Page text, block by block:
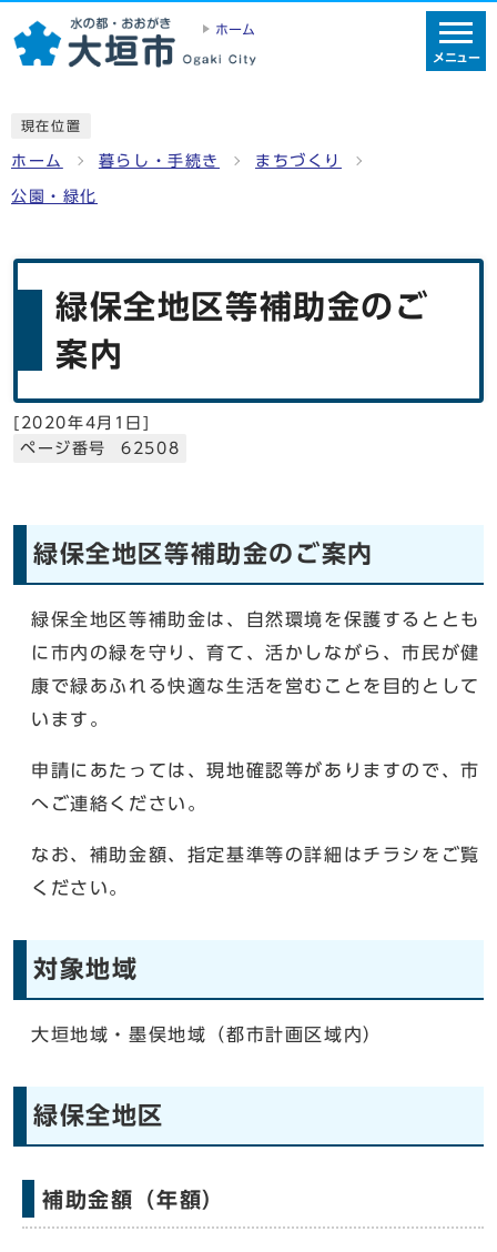
ホーム
メニュー
現在位置
ホーム 暮らし・手続き まちづくり
公園・緑化
緑保全地区等補助金のご
案内
[ 2020年4月1日]
ページ番号 62508
緑保全地区等補助金のご案内
緑保全地区等補助金は、自然環境を保護するととも
に市内の緑を守り、育て、活かしながら、市民が健
康で緑あふれる快適な生活を営むことを目的として
います。
申請にあたっては、現地確認等がありますので、市
へご連絡ください。
なお、補助金額、指定基準等の詳細はチラシをご覧
ください。
対象地域
大垣地域・墨俣地域（都市計画区域内）
緑保全地区
補助金額（年額）